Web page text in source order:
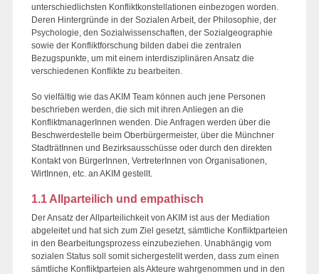
unterschiedlichsten Konfliktkonstellationen einbezogen worden.
Deren Hintergründe in der Sozialen Arbeit, der Philosophie, der
Psychologie, den Sozialwissenschaften, der Sozialgeographie
sowie der Konfliktforschung bilden dabei die zentralen
Bezugspunkte, um mit einem interdisziplinären Ansatz die
verschiedenen Konflikte zu bearbeiten.
So vielfältig wie das AKIM Team können auch jene Personen
beschrieben werden, die sich mit ihren Anliegen an die
KonfliktmanagerInnen wenden. Die Anfragen werden über die
Beschwerdestelle beim Oberbürgermeister, über die Münchner
StadträtInnen und Bezirksausschüsse oder durch den direkten
Kontakt von BürgerInnen, VertreterInnen von Organisationen,
WirtInnen, etc. an AKIM gestellt.
1.1 Allparteilich und empathisch
Der Ansatz der Allparteilichkeit von AKIM ist aus der Mediation
abgeleitet und hat sich zum Ziel gesetzt, sämtliche Konfliktparteien
in den Bearbeitungsprozess einzubeziehen. Unabhängig vom
sozialen Status soll somit sichergestellt werden, dass zum einen
sämtliche Konfliktparteien als Akteure wahrgenommen und in den